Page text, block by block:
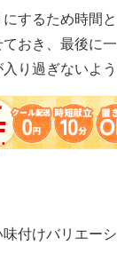
するため時間
おき、最後に
り過ぎないよう
付けバリエー